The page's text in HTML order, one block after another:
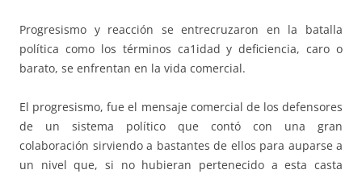
Progresismo y reacción se entrecruzaron en la batalla
política como los términos ca1idad y deficiencia, caro o
barato, se enfrentan en la vida comercial.
El progresismo, fue el mensaje comercial de los defensores
de un sistema político que contó con una gran
colaboración sirviendo a bastantes de ellos para auparse a
un nivel que, si no hubieran pertenecido a esta casta